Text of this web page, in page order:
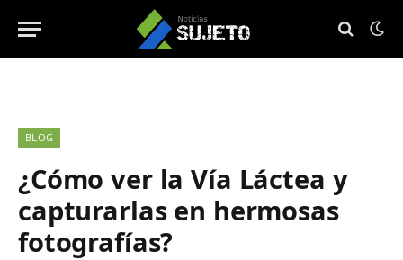
BLOG
¿Cómo ver la Vía Láctea y
capturarlas en hermosas
fotografías?